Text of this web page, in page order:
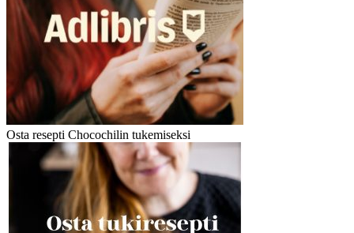
Osta resepti Chocochilin tukemiseksi